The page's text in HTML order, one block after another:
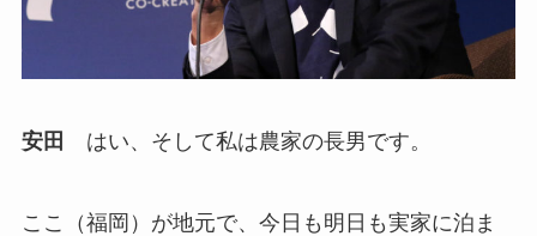
安田 はい、そして私は農家の長男です。
ここ（福岡）が地元で、今日も明日も実家に泊ま